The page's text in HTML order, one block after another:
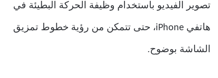
تصوير الفيديو باستخدام وظيفة الحركة البطيئة في
هاتفي iPhone، حتى تتمكن من رؤية خطوط تمزيق
الشاشة بوضوح.